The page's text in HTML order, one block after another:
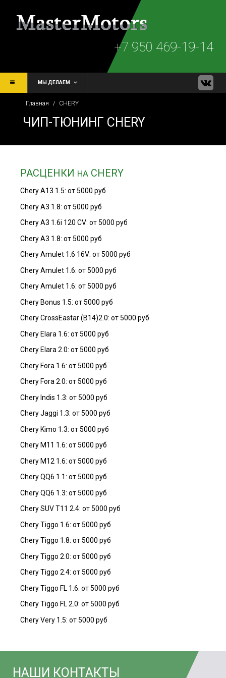
+7 950 469-19-14
МЫ ДЕЛАЕМ
Главная / CHERY
ЧИП-ТЮНИНГ CHERY
РАСЦЕНКИ НА CHERY
Chery A13 1.5: от 5000 руб
Chery A3 1.8: от 5000 руб
Chery A3 1.6i 120 CV: от 5000 руб
Chery A3 1.8: от 5000 руб
Chery Amulet 1.6 16V: от 5000 руб
Chery Amulet 1.6: от 5000 руб
Chery Amulet 1.6: от 5000 руб
Chery Bonus 1.5: от 5000 руб
Chery CrossEastar (B14)2.0: от 5000 руб
Chery Elara 1.6: от 5000 руб
Chery Elara 2.0: от 5000 руб
Chery Fora 1.6: от 5000 руб
Chery Fora 2.0: от 5000 руб
Chery Indis 1.3: от 5000 руб
Chery Jaggi 1.3: от 5000 руб
Chery Kimo 1.3: от 5000 руб
Chery M11 1.6: от 5000 руб
Chery M12 1.6: от 5000 руб
Chery QQ6 1.1: от 5000 руб
Chery QQ6 1.3: от 5000 руб
Chery SUV T11 2.4: от 5000 руб
Chery Tiggo 1.6: от 5000 руб
Chery Tiggo 1.8: от 5000 руб
Chery Tiggo 2.0: от 5000 руб
Chery Tiggo 2.4: от 5000 руб
Chery Tiggo FL 1.6: от 5000 руб
Chery Tiggo FL 2.0: от 5000 руб
Chery Very 1.5: от 5000 руб
НАШИ КОНТАКТЫ